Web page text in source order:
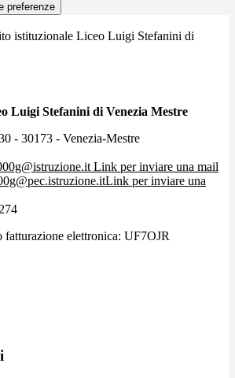
preferenze
istituzionale Liceo Luigi Stefanini di
Luigi Stefanini di Venezia Mestre
- 30173 - Venezia-Mestre
Link per inviare una mail
Link per inviare una
elettronica: UF7OJR